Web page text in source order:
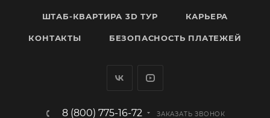
ШТАБ-КВАРТИРА 3D ТУР КАРЬЕРА
КОНТАКТЫ БЕЗОПАСНОСТЬ ПЛАТЕЖЕЙ
8 (800) 775-16-72 ЗАКАЗАТЬ ЗВОНОК